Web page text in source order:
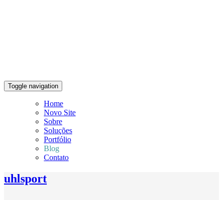
Toggle navigation
Home
Novo Site
Sobre
Soluções
Portfólio
Blog
Contato
uhlsport